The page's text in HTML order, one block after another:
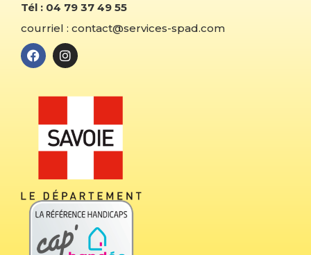
Tél : 04 79 37 49 55
courriel : contact@services-spad.com